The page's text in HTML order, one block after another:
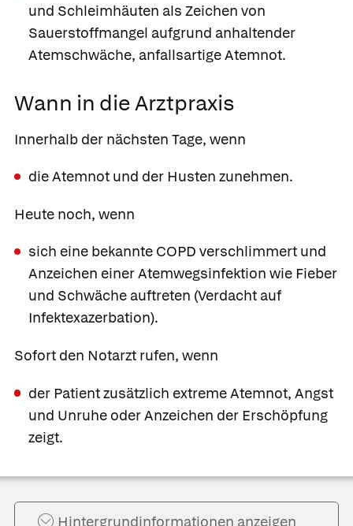
und Schleimhäuten als Zeichen von
Sauerstoffmangel aufgrund anhaltender
Atemschwäche, anfallsartige Atemnot.
Wann in die Arztpraxis
Innerhalb der nächsten Tage, wenn
die Atemnot und der Husten zunehmen.
Heute noch, wenn
sich eine bekannte COPD verschlimmert und
Anzeichen einer Atemwegsinfektion wie Fieber
und Schwäche auftreten (Verdacht auf
Infektexazerbation).
Sofort den Notarzt rufen, wenn
der Patient zusätzlich extreme Atemnot, Angst
und Unruhe oder Anzeichen der Erschöpfung
zeigt.
Hintergrund­informationen anzeigen